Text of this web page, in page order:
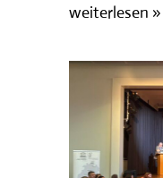
weiterlesen »